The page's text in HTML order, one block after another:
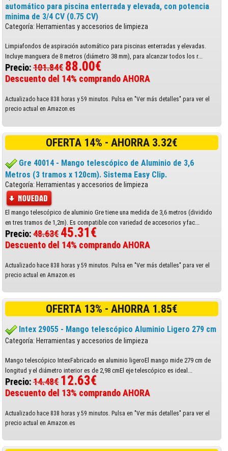
automático para piscina enterrada y elevada, con potencia
minima de 3/4 CV (0.75 CV)
Categoría: Herramientas y accesorios de limpieza
Limpiafondos de aspiración automático para piscinas enterradas y elevadas.
Incluye manguera de 8 metros (diámetro 38 mm), para alcanzar todos los r...
Precio:101.84€ 88.00€
Descuento del 14% comprando AHORA
Actualizado hace 838 horas y 59 minutos. Pulsa en "Ver más detalles" para ver el
precio actual en Amazon.es
OFERTA 14% - AHORRA 3.32€
Gre 40014 - Mango telescópico de Aluminio de 3,6
Metros (3 tramos x 120cm). Sistema Easy Clip.
Categoría: Herramientas y accesorios de limpieza
El mango telescópico de aluminio Gre tiene una medida de 3,6 metros (dividido
en tres tramos de 1,2m). Es compatible con variedad de accesorios y fac...
Precio:48.63€ 45.31€
Descuento del 14% comprando AHORA
Actualizado hace 838 horas y 59 minutos. Pulsa en "Ver más detalles" para ver el
precio actual en Amazon.es
OFERTA 13% - AHORRA 1.85€
Intex 29055 - Mango telescópico Aluminio Ligero 279 cm
Categoría: Herramientas y accesorios de limpieza
Mango telescópico IntexFabricado en aluminio ligeroEl mango mide 279 cm de
longitud y el diámetro interior es de 2,98 cmEl eje telescópico es ideal...
Precio:14.48€ 12.63€
Descuento del 13% comprando AHORA
Actualizado hace 838 horas y 59 minutos. Pulsa en "Ver más detalles" para ver el
precio actual en Amazon.es